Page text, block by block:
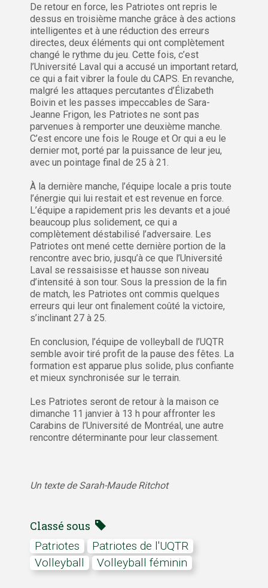
De retour en force, les Patriotes ont repris le
dessus en troisième manche grâce à des actions
intelligentes et à une réduction des erreurs
directes, deux éléments qui ont complètement
changé le rythme du jeu. Cette fois, c’est
l’Université Laval qui a accusé un important retard,
ce qui a fait vibrer la foule du CAPS. En revanche,
malgré les attaques percutantes d’Élizabeth
Boivin et les passes impeccables de Sara-
Jeanne Frigon, les Patriotes ne sont pas
parvenues à remporter une deuxième manche.
C’est encore une fois le Rouge et Or qui a eu le
dernier mot, porté par la puissance de leur jeu,
avec un pointage final de 25 à 21.
À la dernière manche, l’équipe locale a pris toute
l’énergie qui lui restait et est revenue en force.
L’équipe a rapidement pris les devants et a joué
beaucoup plus solidement, ce qui a
complètement déstabilisé l’adversaire. Les
Patriotes ont mené cette dernière portion de la
rencontre avec brio, jusqu’à ce que l’Université
Laval se ressaisisse et hausse son niveau
d’intensité à son tour. Sous la pression de la fin
de match, les Patriotes ont commis quelques
erreurs qui leur ont finalement coûté la victoire,
s’inclinant 27 à 25.
En conclusion, l’équipe de volleyball de l’UQTR
semble avoir tiré profit de la pause des fêtes. La
formation est apparue plus solide, plus confiante
et mieux synchronisée sur le terrain.
Les Patriotes seront de retour à la maison ce
dimanche 11 janvier à 13 h pour affronter les
Carabins de l’Université de Montréal, une autre
rencontre déterminante pour leur classement.
Un texte de Sarah-Maude Ritchot
Classé sous
Patriotes
Patriotes de l'UQTR
Volleyball
Volleyball féminin